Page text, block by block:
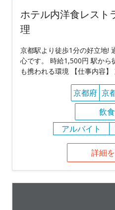
ホテル内洋食レスト
理
京都駅より徒歩1分の好立地!
心です。 時給1,500円 駅から
も携われる環境 【仕事内容】
京都府 京
飲
アルバイト
詳細